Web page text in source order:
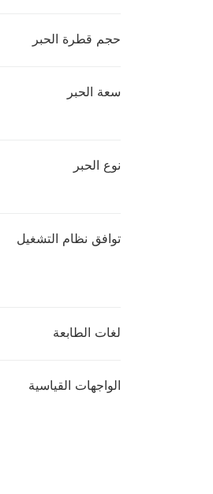
حجم قطرة الحبر
سعة الحبر
نوع الحبر
توافق نظام التشغيل
لغات الطابعة
الواجهات القياسية